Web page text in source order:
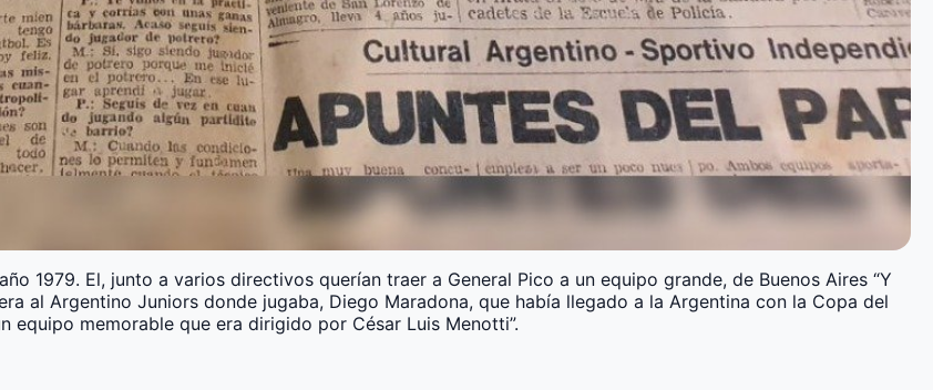
1979. El, junto a varios directivos querían traer a General Pico a un equipo grande, de Buenos Aires “Y
al Argentino Juniors donde jugaba, Diego Maradona, que había llegado a la Argentina con la Copa del
memorable que era dirigido por César Luis Menotti”.